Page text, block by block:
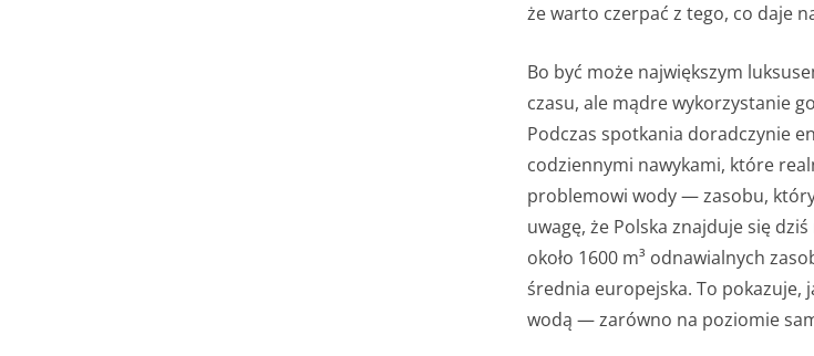
że warto czerpać z tego, co daje
Bo być może największym
czasu, ale mądre wykorzystanie
Podczas spotkania doradczynie
codziennymi nawykami, które
problemowi wody — zasobu, który
uwagę, że Polska znajduje się
około 1600 m³ odnawialnych
średnia europejska. To
wodą — zarówno na poziomie